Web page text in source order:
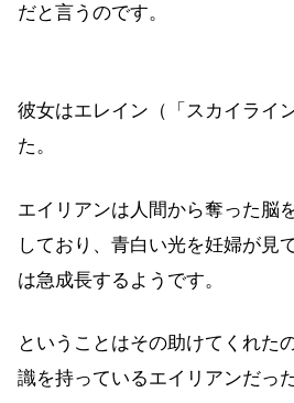
だと言うのです。
彼女はエレイン（「スカイライ
た。
エイリアンは人間から奪った脳
しており、青白い光を妊婦が見
は急成長するようです。
ということはその助けてくれた
識を持っているエイリアンだっ